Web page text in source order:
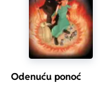
Odenuću ponoć